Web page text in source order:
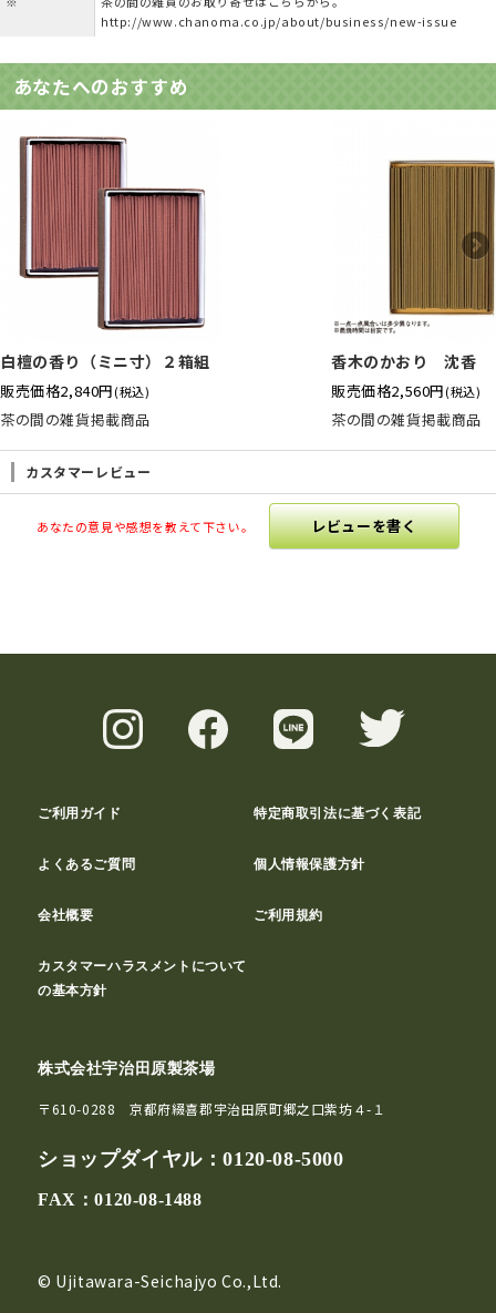
http://www.chanoma.co.jp/about/business/new-issue
あなたへのおすすめ
白檀の香り（ミニ寸）２箱組
販売価格2,840円(税込)
茶の間の雑貨掲載商品
香木のかおり 沈香
販売価格2,560円(税込)
茶の間の雑貨掲載商品
カスタマーレビュー
あなたの意見や感想を教えて下さい。 レビューを書く
ご利用ガイド 特定商取引法に基づく表記
よくあるご質問 個人情報保護方針
会社概要 ご利用規約
カスタマーハラスメントについて
の基本方針
株式会社宇治田原製茶場
〒610-0288 京都府綴喜郡宇治田原町郷之口紫坊４-１
ショップダイヤル：0120-08-5000
FAX：0120-08-1488
© Ujitawara-Seichajyo Co.,Ltd.